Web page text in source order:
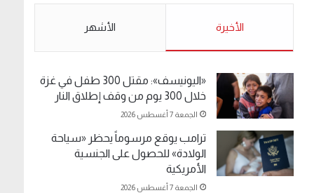
مخدرات يعني ولا خمر؟!.
الأخيرة الأشهر
«اليونيسف»: مقتل 300 طفل في غزة
خلال 300 يوم من وقف إطلاق النار
الجمعة 7 أغسطس 2026
ترامب يوقع مرسوماً يحظر «سياحة
الولادة» للحصول على الجنسية
الأمريكية
الجمعة 7 أغسطس 2026